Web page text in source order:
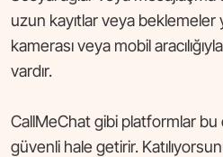
uzun kayıtlar veya
kamerası veya mobil
vardır.
CallMeChat gibi platformlar
güvenli hale getirir.